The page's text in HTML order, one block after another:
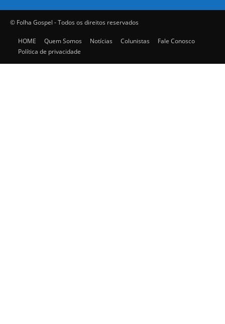
© Folha Gospel - Todos os direitos reservados
HOME Quem Somos Notícias Colunistas
Fale Conosco
Política de privacidade